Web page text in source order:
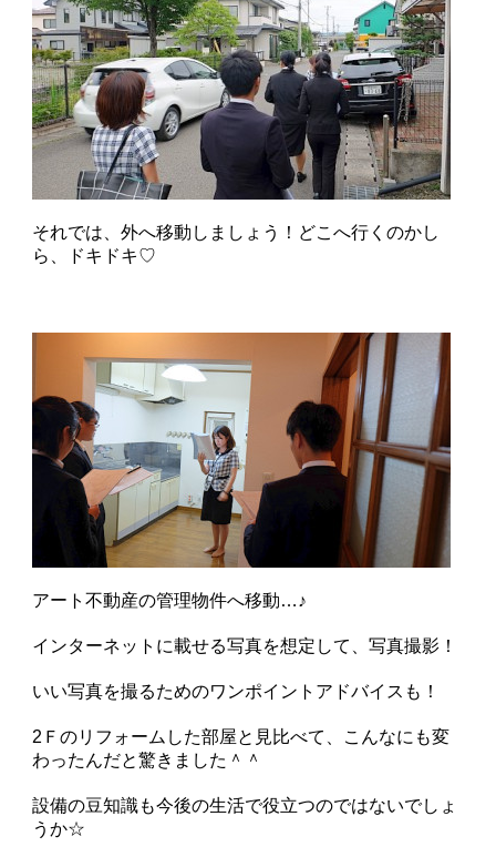
それでは、外へ移動しましょう！どこへ行くのかし
ら、ドキドキ♡
アート不動産の管理物件へ移動…♪
インターネットに載せる写真を想定して、写真撮影！
いい写真を撮るためのワンポイントアドバイスも！
2Ｆのリフォームした部屋と見比べて、こんなにも変
わったんだと驚きました＾＾
設備の豆知識も今後の生活で役立つのではないでしょ
うか☆